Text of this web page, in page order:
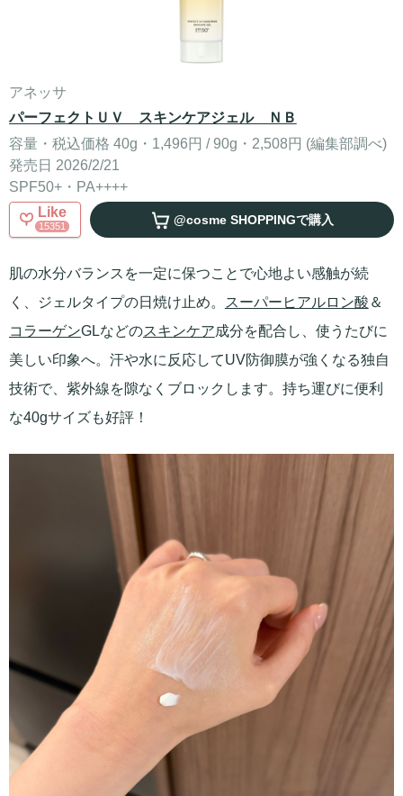
アネッサ
パーフェクトＵＶ スキンケアジェル ＮＢ
容量・税込価格 40g・1,496円 / 90g・2,508円 (編集部調べ)
発売日 2026/2/21
SPF50+・PA++++
Like
15351 @cosme SHOPPINGで購入
肌の水分バランスを一定に保つことで心地よい感触が続
く、ジェルタイプの日焼け止め。
スーパー ヒアルロン酸 ＆
コラーゲンGLなどのスキンケア成分を配合し、使うたびに
美しい印象へ。汗や水に反応してUV防御膜が強くなる独自
技術で、紫外線を隙なくブロックします。持ち運びに便利
な40gサイズも好評！